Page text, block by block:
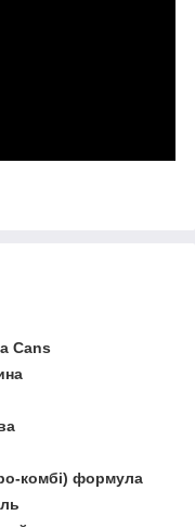
Cans
комбі) формула